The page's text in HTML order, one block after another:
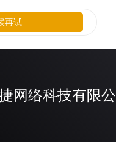
网络科技有限
再试